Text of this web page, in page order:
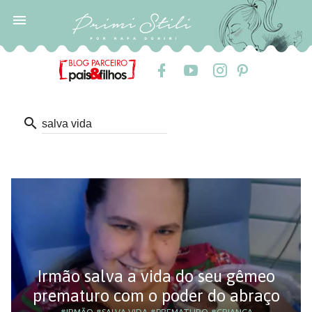

search
Irmão salva a vida do seu gêmeo
prematuro com o poder do abraço